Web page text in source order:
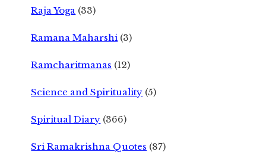
Raja Yoga (33)
Ramana Maharshi (3)
Ramcharitmanas (12)
Science and Spirituality (5)
Spiritual Diary (366)
Sri Ramakrishna Quotes (87)